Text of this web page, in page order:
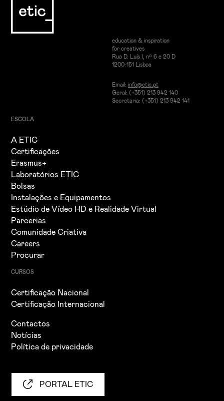
education & inspiration
for creatives
Rua D. Luís I, nº 6 e 20 D
1200-151 Lisboa
Email: info@etic.pt
Geral: (+351) 213 942 140
Secretaria: (+351) 213 942 141
ESCOLA
A ETIC
Certificações
Erasmus+
Laboratórios ETIC
Bolsas
Instalações e Equipamentos
Estúdio de Vídeo HD e Realidade Virtual
Parcerias
Comunidade Criativa
Careers
Procurar
CURSOS
Certificação Nacional
Certificação Internacional
Contactos
Notícias
Política de privacidade
PORTAL ETIC